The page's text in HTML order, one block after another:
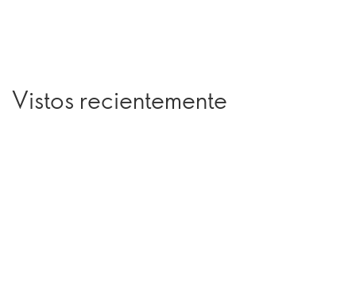
Vistos recientemente